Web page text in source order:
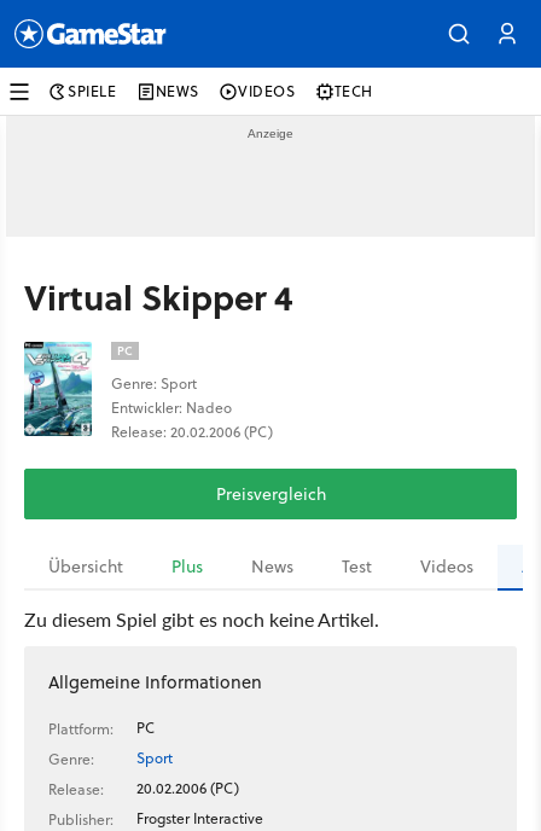
SPIELE NEWS VIDEOS TECH
Virtual Skipper 4
PC
Genre: Sport
Entwickler: Nadeo
Release: 20.02.2006 (PC)
Preisvergleich
Übersicht Plus News Test Videos
Zu diesem Spiel gibt es noch keine Artikel.
Allgemeine Informationen
Plattform:
PC
Genre:
Sport
Release:
20.02.2006 (PC)
Publisher:
Frogster Interactive